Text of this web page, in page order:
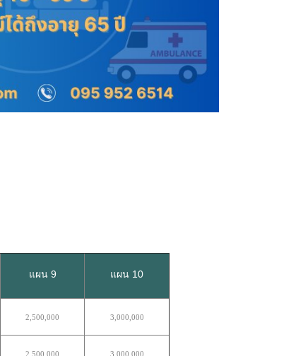
แผน 9 แผน 10
2,500,000 3,000,000
2,500,000 3,000,000